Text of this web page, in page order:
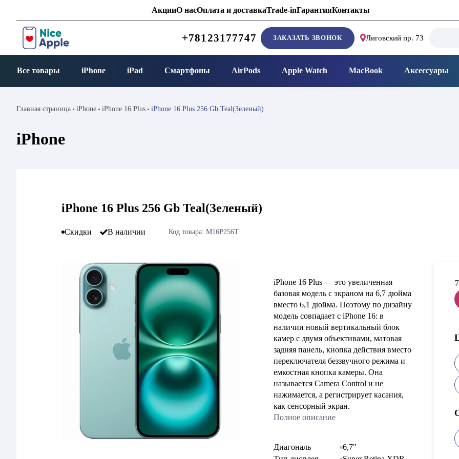
АкцииО насОплата и доставкаTrade-inГарантияКонтакты
+78123177747 ЗАКАЗАТЬ ЗВОНОК Лиговский пр. 73
Все товары iPhone iPad Смартфоны AirPods Apple Watch MacBook Аксессуары
Главная страница iPhone iPhone 16 Plus iPhone 16 Plus 256 Gb Teal(Зеленый)
iPhone
iPhone 16 Plus 256 Gb Teal(Зеленый)
Скидки В наличии Код товара: M16P256T
iPhone 16 Plus — это увеличенная
базовая модель с экраном на 6,7 дюйма
вместо 6,1 дюйма. Поэтому по дизайну
модель совпадает с iPhone 16: в
наличии новый вертикальный блок
камер с двумя объективами, матовая
задняя панель, кнопка действия вместо
переключателя беззвучного режима и
емкостная кнопка камеры. Она
называется Camera Control и не
нажимается, а регистрирует касания,
как сенсорный экран.
Полное описание
Диагональ
6,7"